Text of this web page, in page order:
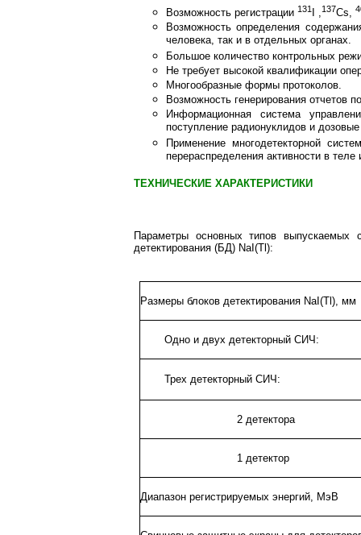
Возможность регистрации 131 I ,137Cs,
Возможность определения
человека, так и в отдельных органах.
Большое количество контрольных
Не требует высокой квалификации
Многообразные формы протоколов.
Возможность генерирования отчетов
Информационная система
поступление радионуклидов и
Применение многодетекторной
перераспределения активности в
ТЕХНИЧЕСКИЕ ХАРАКТЕРИСТИКИ
Параметры основных типов выпускаемых
детектирования (БД) NaI(Tl):
Размеры блоков детектирования NaI(Tl), мм
Одно и двух детекторный СИЧ:
Трех детекторный СИЧ:
2 детектора
1 детектор
Диапазон регистрируемых энергий, МэВ